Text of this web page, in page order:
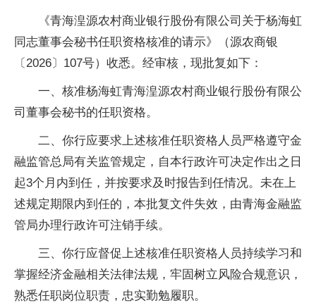
《青海湟源农村商业银行股份有限公司关于杨海虹
同志董事会秘书任职资格核准的请示》（源农商银
〔2026〕107号）收悉。经审核，现批复如下：
一、核准杨海虹青海湟源农村商业银行股份有限公
司董事会秘书的任职资格。
二、你行应要求上述核准任职资格人员严格遵守金
融监管总局有关监管规定，自本行政许可决定作出之日
起3个月内到任，并按要求及时报告到任情况。未在上
述规定期限内到任的，本批复文件失效，由青海金融监
管局办理行政许可注销手续。
三、你行应督促上述核准任职资格人员持续学习和
掌握经济金融相关法律法规，牢固树立风险合规意识，
熟悉任职岗位职责，忠实勤勉履职。